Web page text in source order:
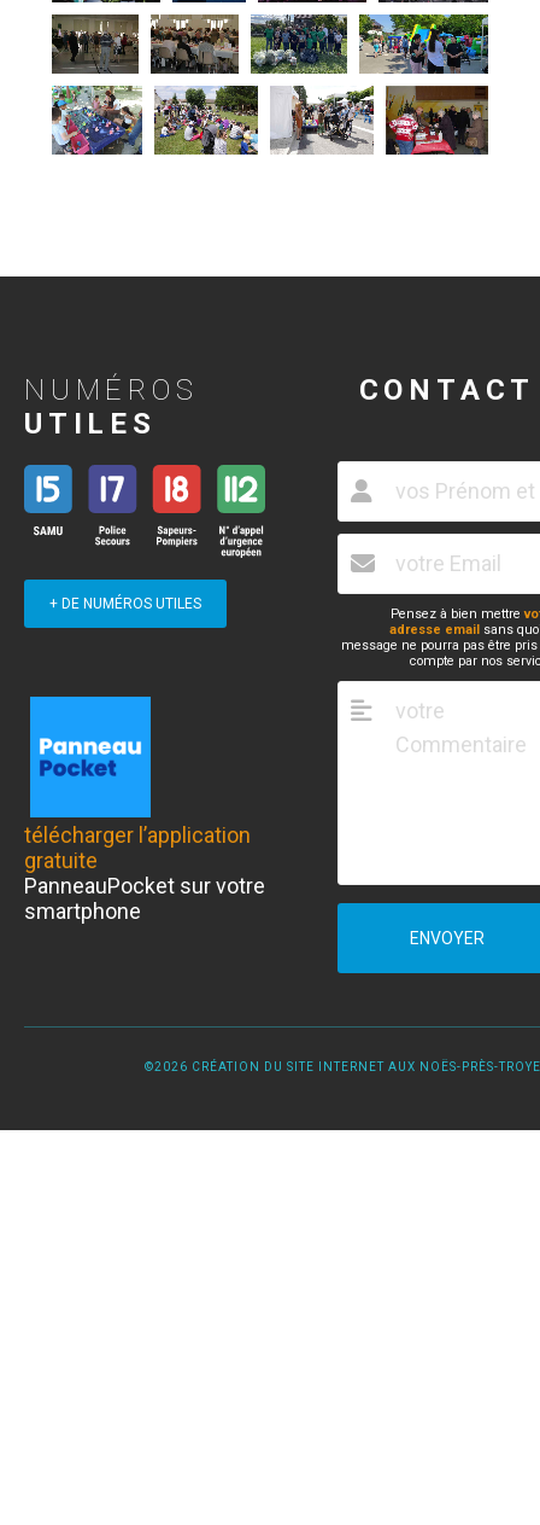
NUMÉROS
UTILES
+ DE NUMÉROS UTILES
télécharger l’application
gratuite
PanneauPocket sur votre
smartphone
CONTACT
Pensez à bien mettre
adresse email sans
message ne pourra pas être
compte par nos
ENVOYER
©2026 CRÉATION DU SITE INTERNET AUX NOËS-PRÈS-